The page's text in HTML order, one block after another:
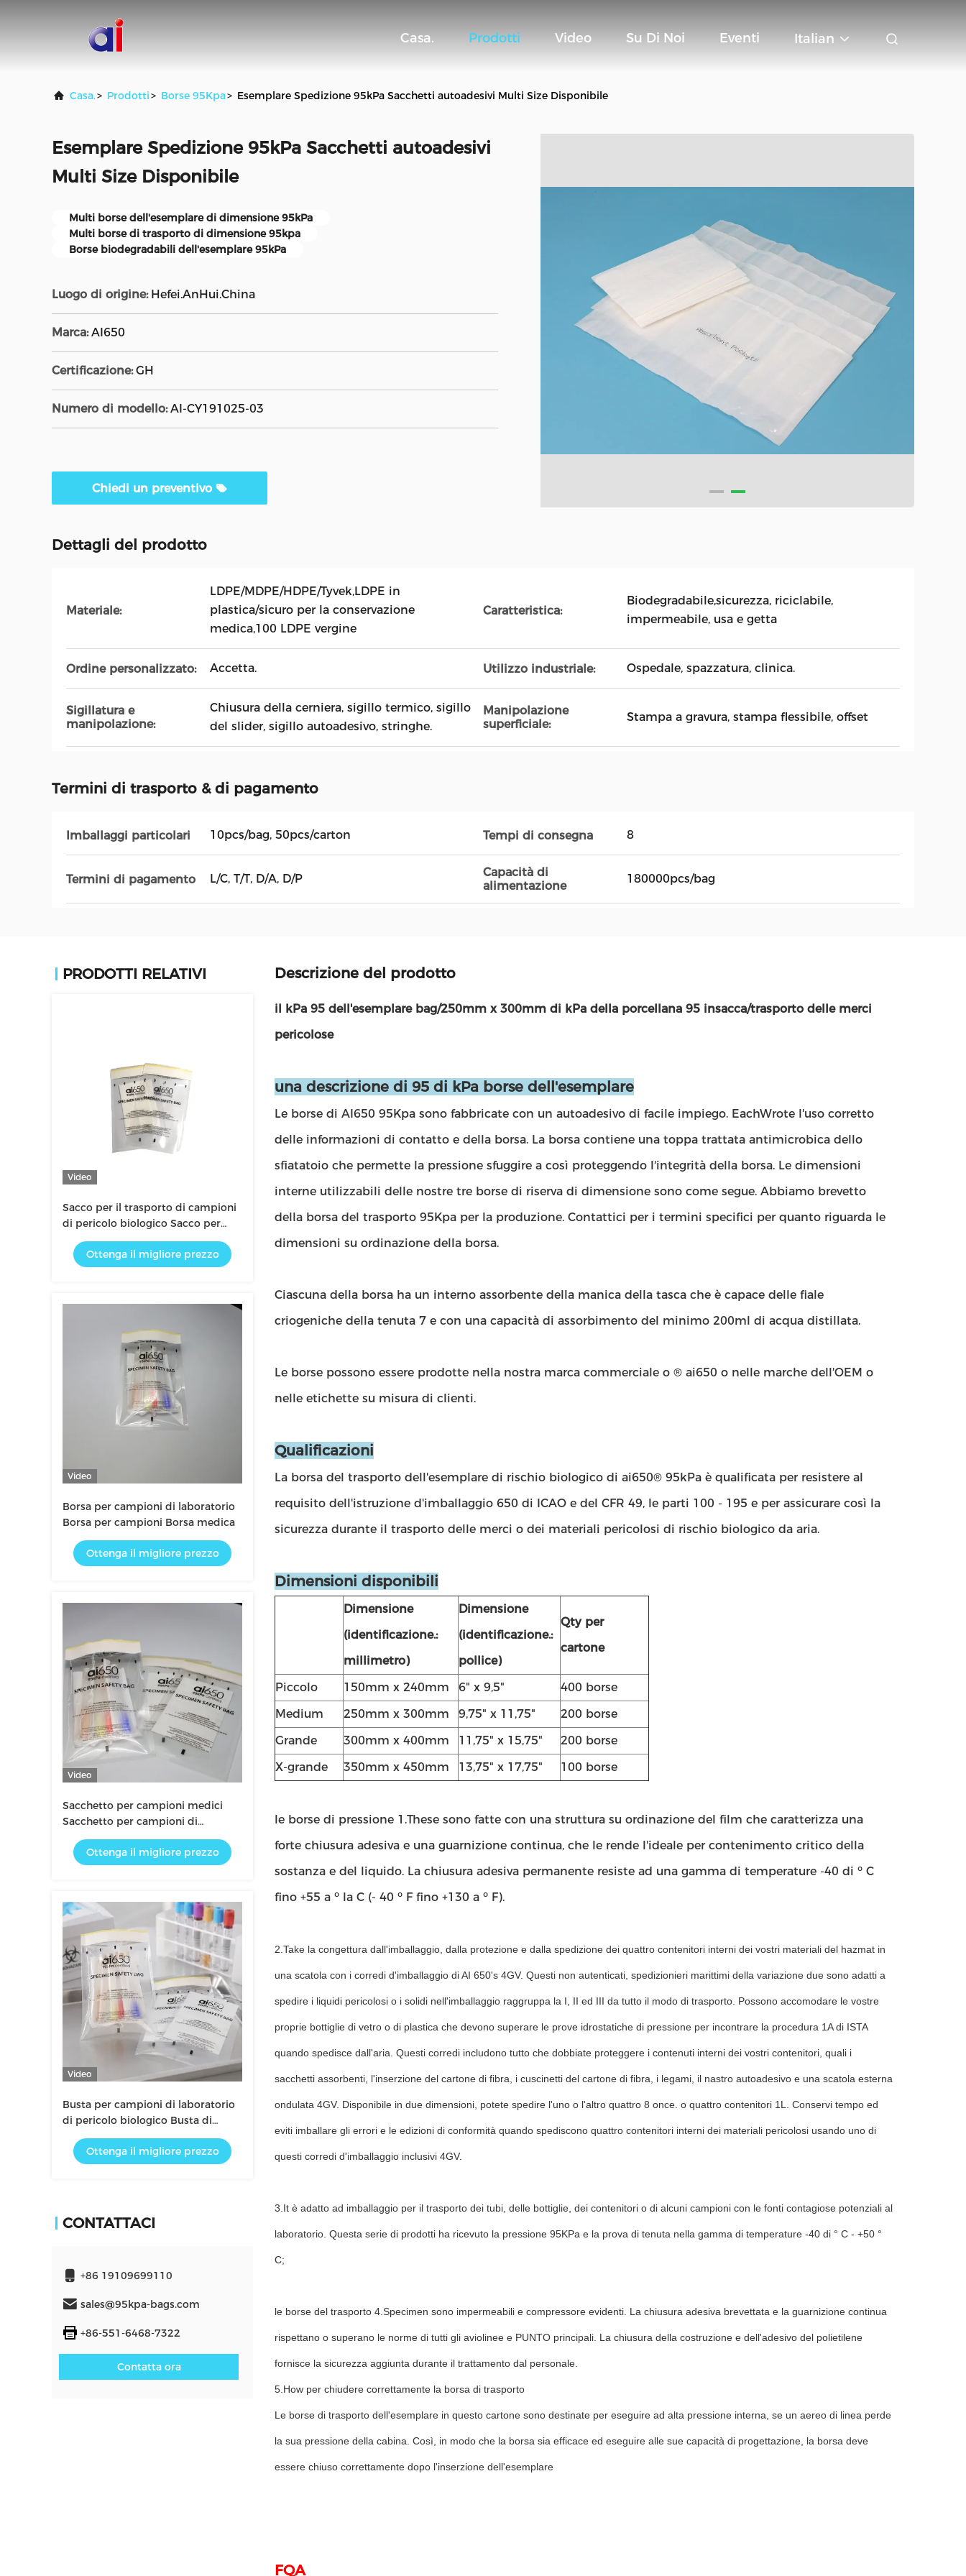
Casa. Prodotti Video Su Di Noi Eventi Italian
Casa.> Prodotti> Borse 95Kpa> Esemplare Spedizione 95kPa Sacchetti autoadesivi Multi Size Disponibile
Esemplare Spedizione 95kPa Sacchetti autoadesivi
Multi Size Disponibile
Multi borse dell'esemplare di dimensione 95kPa
Multi borse di trasporto di dimensione 95kpa
Borse biodegradabili dell'esemplare 95kPa
Luogo di origine: Hefei.AnHui.China
Marca: AI650
Certificazione: GH
Numero di modello: AI-CY191025-03
Chiedi un preventivo
Dettagli del prodotto
Materiale:
LDPE/MDPE/HDPE/Tyvek,LDPE in
plastica/sicuro per la conservazione
medica,100 LDPE vergine
Caratteristica:
Biodegradabile,sicurezza, riciclabile,
impermeabile, usa e getta
Ordine personalizzato: Accetta. Utilizzo industriale: Ospedale, spazzatura, clinica.
Sigillatura e
manipolazione:
Chiusura della cerniera, sigillo termico, sigillo
del slider, sigillo autoadesivo, stringhe.
Manipolazione
superficiale:
Stampa a gravura, stampa flessibile, offset
Termini di trasporto & di pagamento
Imballaggi particolari 10pcs/bag, 50pcs/carton Tempi di consegna 8
Termini di pagamento L/C, T/T, D/A, D/P
Capacità di
alimentazione
180000pcs/bag
PRODOTTI RELATIVI
Video
Sacco per il trasporto di campioni
di pericolo biologico Sacco per
campioni di laboratorio
Ottenga il migliore prezzo
Video
Borsa per campioni di laboratorio
Borsa per campioni Borsa medica
Ottenga il migliore prezzo
Video
Sacchetto per campioni medici
Sacchetto per campioni di
trasporto Sacchetto per rischi
biologiciOttenga il migliore prezzo
Video
Busta per campioni di laboratorio
di pericolo biologico Busta di
trasporto di campioni
Ottenga il migliore prezzo
CONTATTACI
+86 19109699110
sales@95kpa-bags.com
+86-551-6468-7322
Contatta ora
Descrizione del prodotto
il kPa 95 dell'esemplare bag/250mm x 300mm di kPa della porcellana 95 insacca/trasporto delle merci
pericolose
una descrizione di 95 di kPa borse dell'esemplare
Le borse di AI650 95Kpa sono fabbricate con un autoadesivo di facile impiego. EachWrote l'uso corretto
delle informazioni di contatto e della borsa. La borsa contiene una toppa trattata antimicrobica dello
sfiatatoio che permette la pressione sfuggire a così proteggendo l'integrità della borsa. Le dimensioni
interne utilizzabili delle nostre tre borse di riserva di dimensione sono come segue. Abbiamo brevetto
della borsa del trasporto 95Kpa per la produzione. Contattici per i termini specifici per quanto riguarda le
dimensioni su ordinazione della borsa.
Ciascuna della borsa ha un interno assorbente della manica della tasca che è capace delle fiale
criogeniche della tenuta 7 e con una capacità di assorbimento del minimo 200ml di acqua distillata.
Le borse possono essere prodotte nella nostra marca commerciale o ® ai650 o nelle marche dell'OEM o
nelle etichette su misura di clienti.
Qualificazioni
La borsa del trasporto dell'esemplare di rischio biologico di ai650® 95kPa è qualificata per resistere al
requisito dell'istruzione d'imballaggio 650 di ICAO e del CFR 49, le parti 100 - 195 e per assicurare così la
sicurezza durante il trasporto delle merci o dei materiali pericolosi di rischio biologico da aria.
Dimensioni disponibili
Dimensione
(identificazione.:
millimetro)
Dimensione
(identificazione.:
pollice)
Qty per
cartone
Piccolo 150mm x 240mm 6" x 9,5"
400 borse
Medium
250mm x 300mm 9,75" x 11,75"
200 borse
Grande
300mm x 400mm 11,75" x 15,75"
200 borse
X-grande
350mm x 450mm 13,75" x 17,75" 100 borse
le borse di pressione 1.These sono fatte con una struttura su ordinazione del film che caratterizza una
forte chiusura adesiva e una guarnizione continua, che le rende l'ideale per contenimento critico della
sostanza e del liquido. La chiusura adesiva permanente resiste ad una gamma di temperature -40 di ⁰ C
fino +55 a ⁰ la C (- 40 ⁰ F fino +130 a ⁰ F).
2.Take la congettura dall'imballaggio, dalla protezione e dalla spedizione dei quattro contenitori interni dei vostri materiali del hazmat in
una scatola con i corredi d'imballaggio di AI 650's 4GV. Questi non autenticati, spedizionieri marittimi della variazione due sono adatti a
spedire i liquidi pericolosi o i solidi nell'imballaggio raggruppa la I, II ed III da tutto il modo di trasporto. Possono accomodare le vostre
proprie bottiglie di vetro o di plastica che devono superare le prove idrostatiche di pressione per incontrare la procedura 1A di ISTA
quando spedisce dall'aria. Questi corredi includono tutto che dobbiate proteggere i contenuti interni dei vostri contenitori, quali i
sacchetti assorbenti, l'inserzione del cartone di fibra, i cuscinetti del cartone di fibra, i legami, il nastro autoadesivo e una scatola esterna
ondulata 4GV. Disponibile in due dimensioni, potete spedire l'uno o l'altro quattro 8 once. o quattro contenitori 1L. Conservi tempo ed
eviti imballare gli errori e le edizioni di conformità quando spediscono quattro contenitori interni dei materiali pericolosi usando uno di
questi corredi d'imballaggio inclusivi 4GV.
3.It è adatto ad imballaggio per il trasporto dei tubi, delle bottiglie, dei contenitori o di alcuni campioni con le fonti contagiose potenziali al
laboratorio. Questa serie di prodotti ha ricevuto la pressione 95KPa e la prova di tenuta nella gamma di temperature -40 di ° C - +50 °
C;
le borse del trasporto 4.Specimen sono impermeabili e compressore evidenti. La chiusura adesiva brevettata e la guarnizione continua
rispettano o superano le norme di tutti gli aviolinee e PUNTO principali. La chiusura della costruzione e dell'adesivo del polietilene
fornisce la sicurezza aggiunta durante il trattamento dal personale.
5.How per chiudere correttamente la borsa di trasporto
Le borse di trasporto dell'esemplare in questo cartone sono destinate per eseguire ad alta pressione interna, se un aereo di linea perde
la sua pressione della cabina. Così, in modo che la borsa sia efficace ed eseguire alle sue capacità di progettazione, la borsa deve
essere chiuso correttamente dopo l'inserzione dell'esemplare
FQA